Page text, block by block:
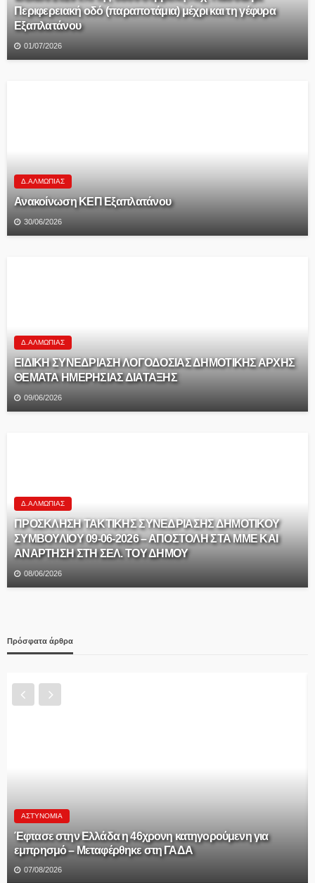
Περιφερειακή οδό (παραποτάμια) μέχρι και τη γέφυρα
Εξαπλατάνου
01/07/2026
Δ.ΑΛΜΩΠΊΑΣ
Ανακοίνωση ΚΕΠ Εξαπλατάνου
30/06/2026
Δ.ΑΛΜΩΠΊΑΣ
ΕΙΔΙΚΗ ΣΥΝΕΔΡΙΑΣΗ ΛΟΓΟΔΟΣΙΑΣ ΔΗΜΟΤΙΚΗΣ ΑΡΧΗΣ
ΘΕΜΑΤΑ ΗΜΕΡΗΣΙΑΣ ΔΙΑΤΑΞΗΣ
09/06/2026
Δ.ΑΛΜΩΠΊΑΣ
ΠΡΟΣΚΛΗΣΗ ΤΑΚΤΙΚΗΣ ΣΥΝΕΔΡΙΑΣΗΣ ΔΗΜΟΤΙΚΟΥ
ΣΥΜΒΟΥΛΙΟΥ 09-06-2026 – ΑΠΟΣΤΟΛΗ ΣΤΑ ΜΜΕ ΚΑΙ
ΑΝΑΡΤΗΣΗ ΣΤΗ ΣΕΛ. ΤΟΥ ΔΗΜΟΥ
08/06/2026
Πρόσφατα άρθρα
και κυπέλλου 2026-27 ΠΡΟΚΗΡΥΞΗ ΑΝΔΡΙΚΩΝ 2026-2027.
ΠΡΟΚΗΡΥΞΗ ΚΥΠΕΛΛΟΥ 2026-2027. ΔΗΛΩΣΗ
ΣΥΜΜΕΤΟΧΗΣ ΠΡΩΤΑΘΛΗΜΑΤΟΣ 2026-2027. ΔΗΛΩΣΗ
ΣΥΜΜΕΤΟΧΗΣ ΣΤΟ ΚΥΠΕΛΛΟ ΕΡΑΣΙΤΕΧΝΩΝ 2026-27.
06/08/2026